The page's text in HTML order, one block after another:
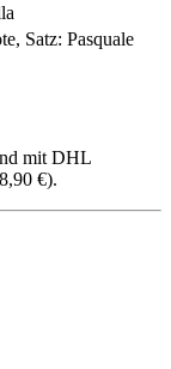
Satz: Pasquale
mit DHL
€).